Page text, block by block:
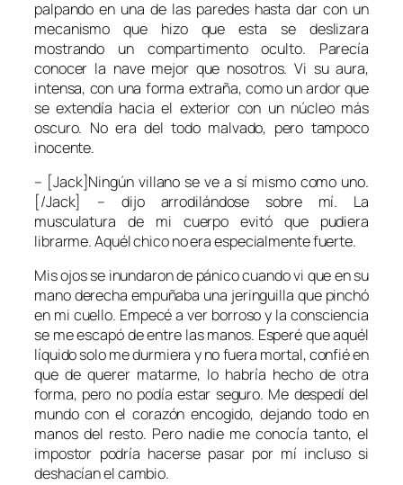
palpando en una de las paredes hasta dar con un
mecanismo que hizo que esta se deslizara
mostrando un compartimento oculto. Parecía
conocer la nave mejor que nosotros. Vi su aura,
intensa, con una forma extraña, como un ardor que
se extendía hacia el exterior con un núcleo más
oscuro. No era del todo malvado, pero tampoco
inocente.
– [Jack]Ningún villano se ve a sí mismo como uno.
[/Jack] – dijo arrodilándose sobre mí. La
musculatura de mi cuerpo evitó que pudiera
librarme. Aquél chico no era especialmente fuerte.
Mis ojos se inundaron de pánico cuando vi que en su
mano derecha empuñaba una jeringuilla que pinchó
en mi cuello. Empecé a ver borroso y la consciencia
se me escapó de entre las manos. Esperé que aquél
líquido solo me durmiera y no fuera mortal, confié en
que de querer matarme, lo habría hecho de otra
forma, pero no podía estar seguro. Me despedí del
mundo con el corazón encogido, dejando todo en
manos del resto. Pero nadie me conocía tanto, el
impostor podría hacerse pasar por mí incluso si
deshacían el cambio.